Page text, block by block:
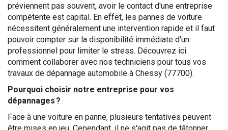
préviennent pas souvent, avoir le contact d'une entreprise
compétente est capital. En effet, les pannes de voiture
nécessitent généralement une intervention rapide et il faut
pouvoir compter sur la disponibilité immédiate d'un
professionnel pour limiter le stress. Découvrez ici
comment collaborer avec nos techniciens pour tous vos
travaux de dépannage automobile à Chessy (77700).
Pourquoi choisir notre entreprise pour vos
dépannages ?
Face à une voiture en panne, plusieurs tentatives peuvent